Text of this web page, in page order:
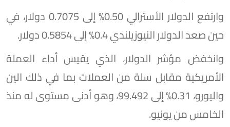
وارتفع الدولار الأسترالي 0.50% إلى 0.7075 دولار، في
حين صعد الدولار النيوزيلندي 0.4% إلى 0.5854 دولار.
وانخفض مؤشر الدولار، الذي يقيس أداء العملة
الأمريكية مقابل سلة من العملات بما في ذلك الين
واليورو، 0.31% إلى 99.492، وهو أدنى مستوى له منذ
الخامس من يونيو.